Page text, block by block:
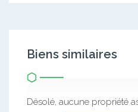
Biens similaires
Désolé, aucune propriété